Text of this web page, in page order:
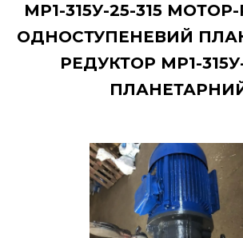
МР1-315У-25-315
ОДНОСТУПЕНЕВИЙ
РЕДУКТОР МР1-